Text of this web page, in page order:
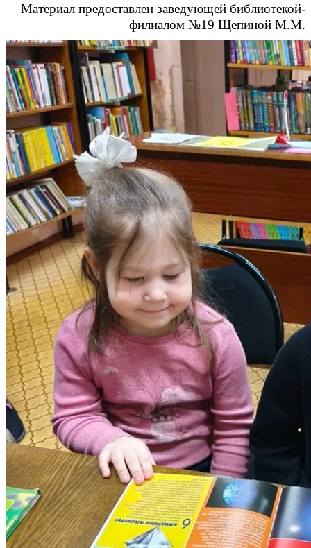
Материал предоставлен заведующей библиотекой-
филиалом №19 Щепиной М.М.